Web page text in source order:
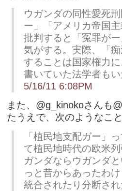
ウガンダの同性愛死
ー」「アメリカ帝国
批判すると「冤罪が
気がする。実際、「
することは国家権力
書いていた法学者も
5/16/11 6:08PM
また、@g_kinokoさんも
たうえで、次のようなこ
「植民地支配ガー」
て植民地時代の欧米
ガンダならウガンダ
っと昔からあったわ
統合されたり分断さ